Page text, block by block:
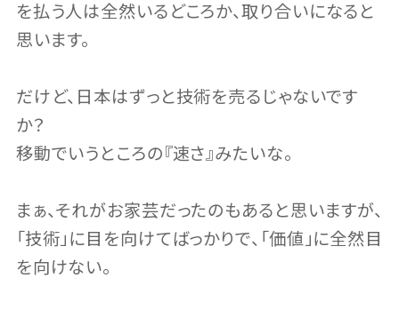
を払う人は全然いるどころか、取り合いになると
思います。
だけど、日本はずっと技術を売るじゃないです
か？
移動でいうところの『速さ』みたいな。
まぁ、それがお家芸だったのもあると思いますが、
「技術」に目を向けてばっかりで、「価値」に全然目
を向けない。